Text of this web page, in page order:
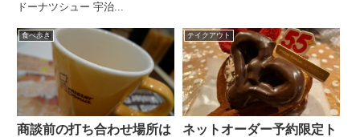
ドーナツシュー 宇治...
食べ歩き
商談前の打ち合わせ場所は
テイクアウト
ネットオーダー予約限定ト